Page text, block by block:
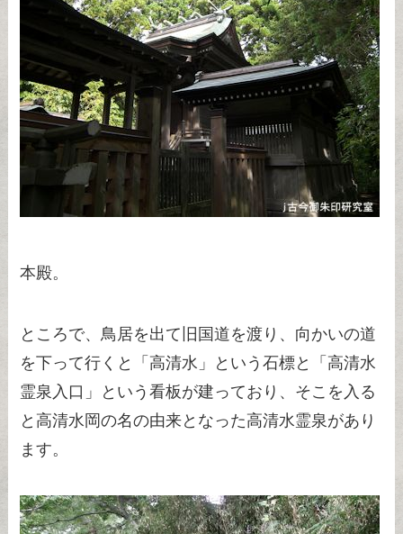
本殿。
ところで、鳥居を出て旧国道を渡り、向かいの道
を下って行くと「高清水」という石標と「高清水
霊泉入口」という看板が建っており、そこを入る
と高清水岡の名の由来となった高清水霊泉があり
ます。